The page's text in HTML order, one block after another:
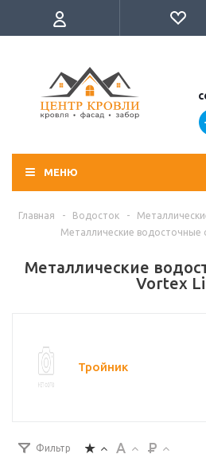
МЕНЮ
Главная - Водосток -
Металлические водосточные
Металлические
Vortex
Тройник
Фильтр